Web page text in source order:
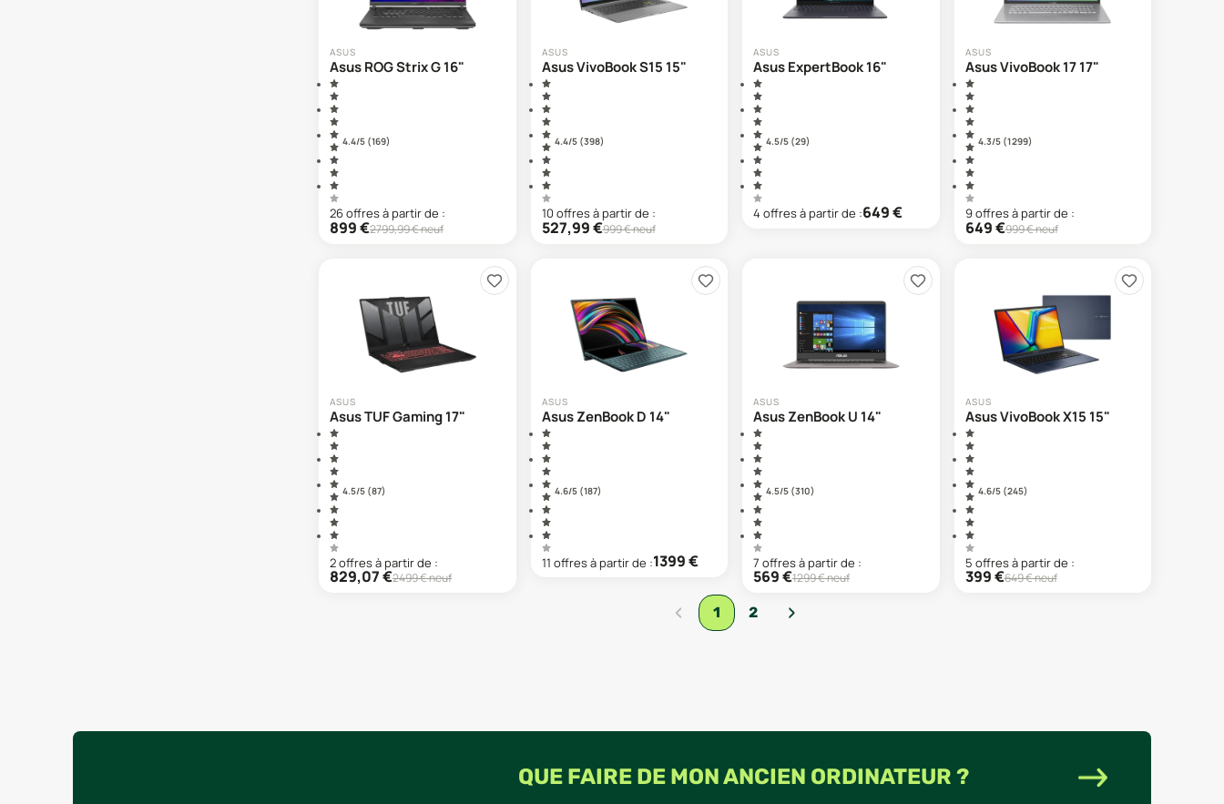
ASUS
Asus ROG Strix G 16"
4.4/5 (169)
26offresà partir de :
899€2799,99€ neuf
ASUS
Asus VivoBook S15 15"
4.4/5 (398)
10 offresà partir de :
527,99€999€ neuf
ASUS
Asus ExpertBook 16"
4.5/5 (29)
4 offresà partir de :649€
ASUS
Asus VivoBook 17 17"
4.3/5 (1 299)
9offresà partir de :
649€999€ neuf
ASUS
Asus TUF Gaming 17"
4.5/5 (87)
2offresà partir de :
829,07€2499€ neuf
ASUS
Asus ZenBook D 14"
4.6/5 (187)
11 offresà partir de :1399€
ASUS
Asus ZenBook U 14"
4.5/5 (310)
7 offresà partir de :
569€1299€ neuf
ASUS
Asus VivoBook X15 15"
4.6/5 (245)
5 offresà partir de :
399€649€ neuf
‹ 1 2 ›
QUE FAIRE DE MON ANCIEN ORDINATEUR ?